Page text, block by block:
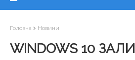
Головна Новини
WINDOWS 10